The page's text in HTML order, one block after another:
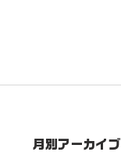
月別アーカイブ